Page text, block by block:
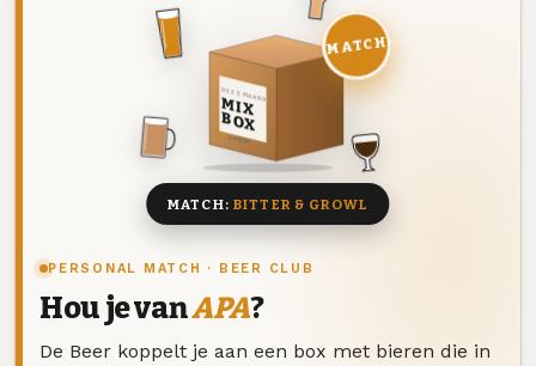
PERSONAL MATCH · BEER CLUB
Hou je vanAPA?
De Beer koppelt je aan een box met bieren die in
DEZE MAAND
MIX
BOX
8 BIEREN
MATCH
MATCH: BITTER & GROWL